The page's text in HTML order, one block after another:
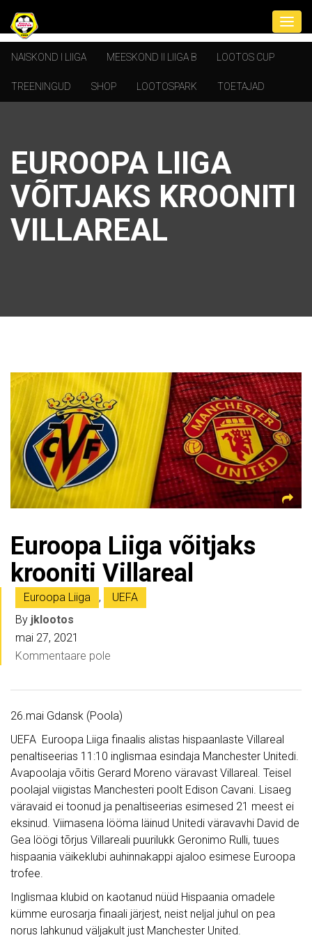
NAISKOND I LIIGA MEESKOND II LIIGA B LOOTOS CUP
TREENINGUD SHOP LOOTOSPARK TOETAJAD
EUROOPA LIIGA
VÕITJAKS KROONITI
VILLAREAL
Euroopa Liiga võitjaks
krooniti Villareal
Euroopa Liiga ,
UEFA
By jklootos
mai 27, 2021
Kommentaare pole
26.mai Gdansk (Poola)
UEFA Euroopa Liiga finaalis alistas hispaanlaste Villareal
penaltiseerias 11:10 inglismaa esindaja Manchester Unitedi.
Avapoolaja võitis Gerard Moreno väravast Villareal. Teisel
poolajal viigistas Manchesteri poolt Edison Cavani. Lisaeg
väravaid ei toonud ja penaltiseerias esimesed 21 meest ei
eksinud. Viimasena lööma läinud Unitedi väravavhi David de
Gea löögi tõrjus Villareali puurilukk Geronimo Rulli, tuues
hispaania väikeklubi auhinnakappi ajaloo esimese Euroopa
trofee.
Inglismaa klubid on kaotanud nüüd Hispaania omadele
kümme eurosarja finaali järjest, neist neljal juhul on pea
norus lahkunud väljakult just Manchester United.